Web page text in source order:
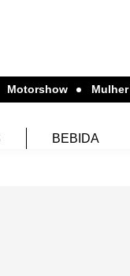
Motorshow Mulher
BEBIDA